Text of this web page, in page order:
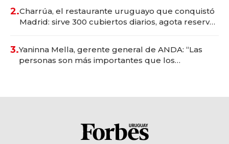
2.Charrúa, el restaurante uruguayo que conquistó
Madrid: sirve 300 cubiertos diarios, agota reservas
3.Yaninna Mella, gerente general de ANDA: “Las
personas son más importantes que los